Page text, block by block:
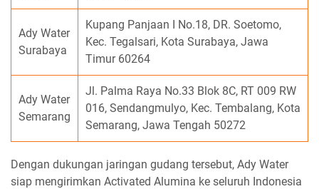
Ady Water
Surabaya
Kupang Panjaan I No.18, DR. Soetomo,
Kec. Tegalsari, Kota Surabaya, Jawa
Timur 60264
Ady Water
Semarang
Jl. Palma Raya No.33 Blok 8C, RT 009 RW
016, Sendangmulyo, Kec. Tembalang, Kota
Semarang, Jawa Tengah 50272
Dengan dukungan jaringan gudang tersebut, Ady Water
siap mengirimkan Activated Alumina ke seluruh Indonesia